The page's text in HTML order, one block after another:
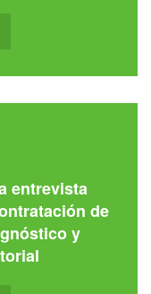
entrevista
de
y